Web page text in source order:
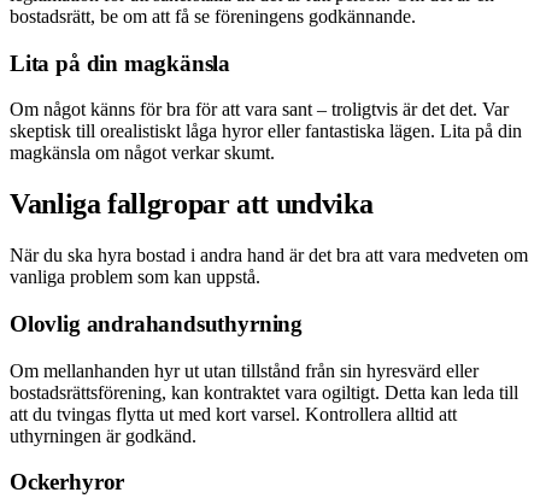
bostadsrätt, be om att få se föreningens godkännande.
Lita på din magkänsla
Om något känns för bra för att vara sant – troligtvis är det det. Var
skeptisk till orealistiskt låga hyror eller fantastiska lägen. Lita på din
magkänsla om något verkar skumt.
Vanliga fallgropar att undvika
När du ska hyra bostad i andra hand är det bra att vara medveten om
vanliga problem som kan uppstå.
Olovlig andrahandsuthyrning
Om mellanhanden hyr ut utan tillstånd från sin hyresvärd eller
bostadsrättsförening, kan kontraktet vara ogiltigt. Detta kan leda till
att du tvingas flytta ut med kort varsel. Kontrollera alltid att
uthyrningen är godkänd.
Ockerhyror